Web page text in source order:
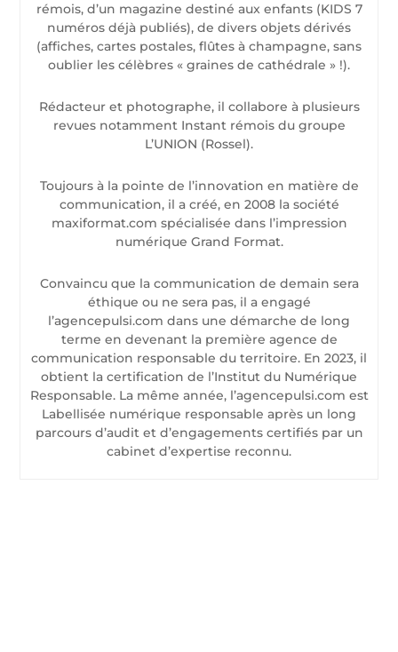
rémois, d’un magazine destiné aux enfants (KIDS 7
numéros déjà publiés), de divers objets dérivés
(affiches, cartes postales, flûtes à champagne, sans
oublier les célèbres « graines de cathédrale » !).
Rédacteur et photographe, il collabore à plusieurs
revues notamment Instant rémois du groupe
L’UNION (Rossel).
Toujours à la pointe de l’innovation en matière de
communication, il a créé, en 2008 la société
maxiformat.com spécialisée dans l’impression
numérique Grand Format.
Convaincu que la communication de demain sera
éthique ou ne sera pas, il a engagé
l’agencepulsi.com dans une démarche de long
terme en devenant la première agence de
communication responsable du territoire. En 2023, il
obtient la certification de l’Institut du Numérique
Responsable. La même année, l’agencepulsi.com est
Labellisée numérique responsable après un long
parcours d’audit et d’engagements certifiés par un
cabinet d’expertise reconnu.